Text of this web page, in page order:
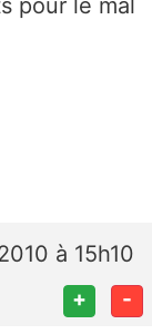
pour le mal
à 15h10
+ -